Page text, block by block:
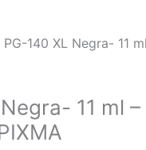
140 XL Negra- 11
11 ml –